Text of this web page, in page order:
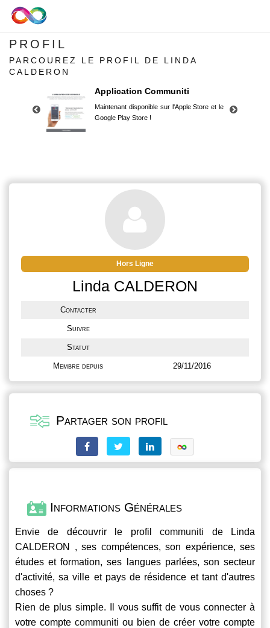
PROFIL
PARCOUREZ LE PROFIL DE LINDA
CALDERON
Application Communiti
Maintenant disponible sur l'Apple Store et le
Google Play Store !
Google Play Store !
Hors Ligne
Linda CALDERON
Contacter
Suivre
Statut
Membre depuis 29/11/2016
Partager son profil
Informations Générales
Envie de découvrir le profilcommuniti de Linda
CALDERON , ses compétences, son expérience, ses
études et formation, ses langues parlées, son secteur
d'activité, sa ville et pays de résidence et tant d'autres
choses ?
Rien de plus simple. Il vous suffit de vous connecter à
votre compte communiti ou bien de créer votre compte